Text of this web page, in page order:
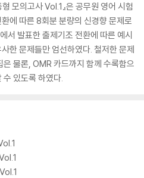
모의고사 Vol.1』은 공무원 영어 시험
에 따른 8회분 분량의 신경향 문제로
서 발표한 출제기조 전환에 따른 예시
한 문제들만 엄선하였다. 철저한 문제
물론, OMR 카드까지 함께 수록함으
있도록 하였다.